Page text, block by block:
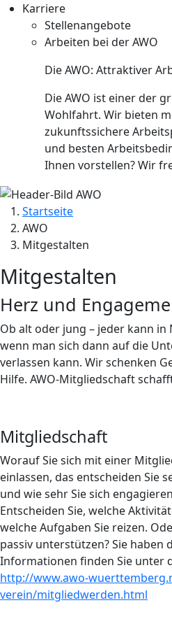
Karriere
Stellenangebote
Arbeiten bei der AWO
Die AWO: Attraktiver
Die AWO ist einer der
Wohlfahrt. Wir bieten
zukunftssichere
und besten
Ihnen vorstellen? Wir
Startseite
AWO
Mitgestalten
Mitgestalten
Herz und
Ob alt oder jung – jeder kann in
wenn man sich dann auf die
verlassen kann. Wir schenken
Hilfe. AWO-Mitgliedschaft
Mitgliedschaft
Worauf Sie sich mit einer
einlassen, das entscheiden Sie
und wie sehr Sie sich
Entscheiden Sie, welche
welche Aufgaben Sie reizen.
passiv unterstützen? Sie haben
Informationen finden Sie unter
http://www.awo-
verein/mitgliedwerden.html